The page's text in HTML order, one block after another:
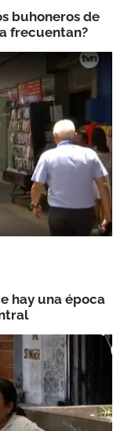
buhoneros de
frecuentan?
hay una época